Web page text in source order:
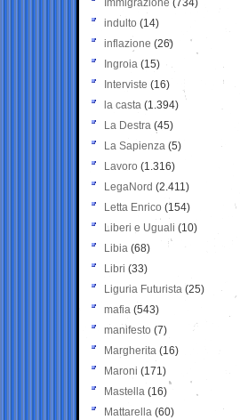
Immigrazione (734)
indulto (14)
inflazione (26)
Ingroia (15)
Interviste (16)
la casta (1.394)
La Destra (45)
La Sapienza (5)
Lavoro (1.316)
LegaNord (2.411)
Letta Enrico (154)
Liberi e Uguali (10)
Libia (68)
Libri (33)
Liguria Futurista (25)
mafia (543)
manifesto (7)
Margherita (16)
Maroni (171)
Mastella (16)
Mattarella (60)